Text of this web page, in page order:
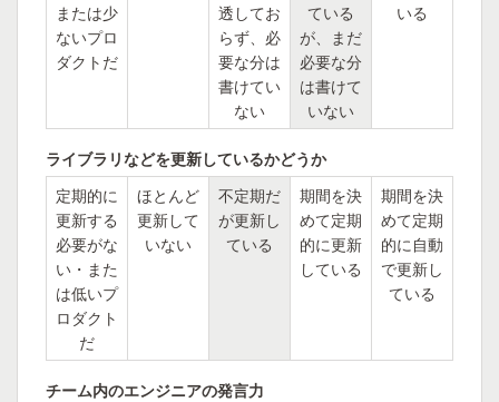
または少
ないプロ
ダクトだ
透してお
らず、必
要な分は
書けてい
ない
ている
が、まだ
必要な分
は書けて
いない
いる
ライブラリなどを更新しているかどうか
定期的に
更新する
必要がな
い・また
は低いプ
ロダクト
だ
ほとんど
更新して
いない
不定期だ
が更新し
ている
期間を決
めて定期
的に更新
している
期間を決
めて定期
的に自動
で更新し
ている
チーム内のエンジニアの発言力